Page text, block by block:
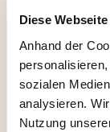
Diese
Anhand der
sozialen
analysieren.
Nutzung
17.09.2026
En
FR